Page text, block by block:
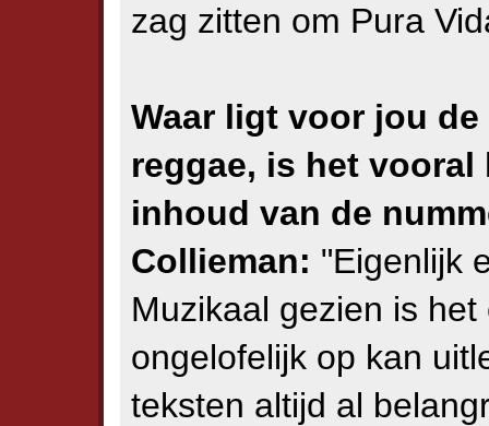
zag zitten om Pura
Waar ligt voor jou
reggae, is het
inhoud van de
Collieman: "Eigenlijk
Muzikaal gezien is
ongelofelijk op kan
teksten altijd al